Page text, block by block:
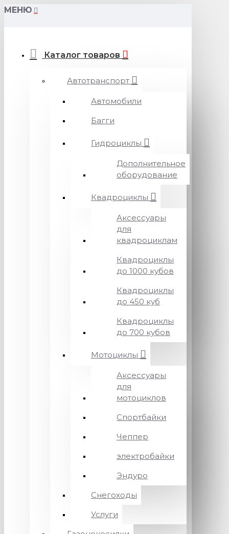
МЕНЮ
Каталог товаров
Автотранспорт
Автомобили
Багги
Гидроциклы
Дополнительное
оборудование
Квадроциклы
Аксессуары
для
квадроциклам
Квадроциклы
до 1000 кубов
Квадроциклы
до 450 куб
Квадроциклы
до 700 кубов
Мотоциклы
Аксессуары
для
мотоциклов
Спортбайки
Чеппер
электробайки
Эндуро
Снегоходы
Услуги